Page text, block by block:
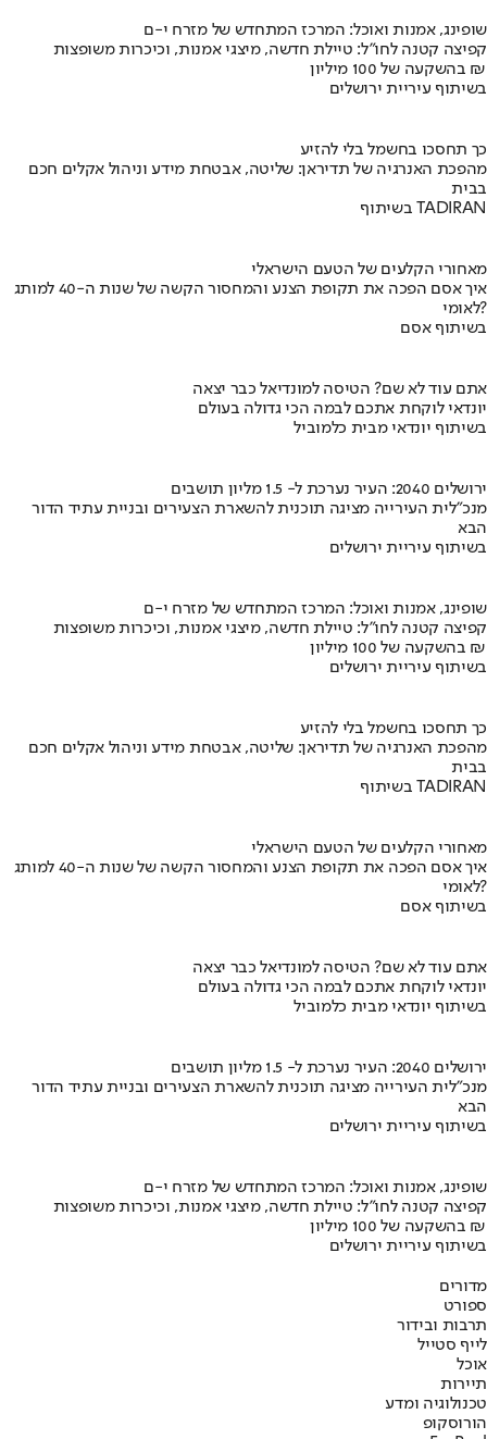
שופינג, אמנות ואוכל: המרכז המתחדש של מזרח י-ם
קפיצה קטנה לחו"ל: טיילת חדשה, מיצגי אמנות, וכיכרות משופצות
בהשקעה של 100 מיליון ₪
בשיתוף עיריית ירושלים
כך תחסכו בחשמל בלי להזיע
מהפכת האנרגיה של תדיראן: שליטה, אבטחת מידע וניהול אקלים חכם
בבית
בשיתוף TADIRAN
מאחורי הקלעים של הטעם הישראלי
איך אסם הפכה את תקופת הצנע והמחסור הקשה של שנות ה-40 למותג
לאומי?
בשיתוף אסם
אתם עוד לא שם? הטיסה למונדיאל כבר יצאה
יונדאי לוקחת אתכם לבמה הכי גדולה בעולם
בשיתוף יונדאי מבית כלמוביל
ירושלים 2040: העיר נערכת ל- 1.5 מליון תושבים
מנכ"לית העירייה מציגה תוכנית להשארת הצעירים ובניית עתיד הדור
הבא
בשיתוף עיריית ירושלים
שופינג, אמנות ואוכל: המרכז המתחדש של מזרח י-ם
קפיצה קטנה לחו"ל: טיילת חדשה, מיצגי אמנות, וכיכרות משופצות
בהשקעה של 100 מיליון ₪
בשיתוף עיריית ירושלים
כך תחסכו בחשמל בלי להזיע
מהפכת האנרגיה של תדיראן: שליטה, אבטחת מידע וניהול אקלים חכם
בבית
בשיתוף TADIRAN
מאחורי הקלעים של הטעם הישראלי
איך אסם הפכה את תקופת הצנע והמחסור הקשה של שנות ה-40 למותג
לאומי?
בשיתוף אסם
אתם עוד לא שם? הטיסה למונדיאל כבר יצאה
יונדאי לוקחת אתכם לבמה הכי גדולה בעולם
בשיתוף יונדאי מבית כלמוביל
ירושלים 2040: העיר נערכת ל- 1.5 מליון תושבים
מנכ"לית העירייה מציגה תוכנית להשארת הצעירים ובניית עתיד הדור
הבא
בשיתוף עיריית ירושלים
שופינג, אמנות ואוכל: המרכז המתחדש של מזרח י-ם
קפיצה קטנה לחו"ל: טיילת חדשה, מיצגי אמנות, וכיכרות משופצות
בהשקעה של 100 מיליון ₪
בשיתוף עיריית ירושלים
מדורים
ספורט
תרבות ובידור
לייף סטייל
אוכל
תיירות
טכנולוגיה ומדע
הורוסקופ